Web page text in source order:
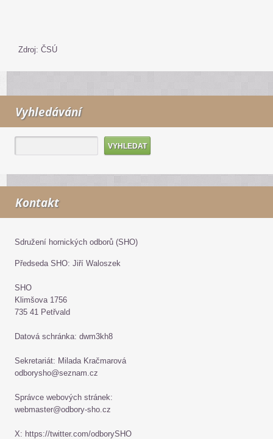
Zdroj: ČSÚ
Vyhledávání
Kontakt
Sdružení hornických odborů (SHO)
Předseda SHO: Jiří Waloszek
SHO
Klimšova 1756
735 41 Petřvald
Datová schránka: dwm3kh8
Sekretariát: Milada Kračmarová
odborysho@seznam.cz
Správce webových stránek:
webmaster@odbory-sho.cz
X: https://twitter.com/odborySHO